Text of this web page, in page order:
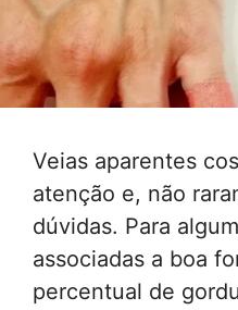
Veias aparentes
atenção e, não
dúvidas. Para
associadas a boa
percentual de